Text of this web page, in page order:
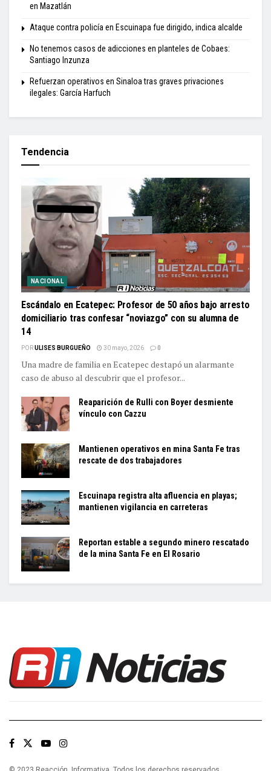
en Mazatlán
Ataque contra policía en Escuinapa fue dirigido, indica alcalde
No tenemos casos de adicciones en planteles de Cobaes:
Santiago Inzunza
Refuerzan operativos en Sinaloa tras graves privaciones
ilegales: García Harfuch
Tendencia
NACIONAL
Escándalo en Ecatepec: Profesor de 50 años bajo arresto
domiciliario tras confesar “noviazgo” con su alumna de
14
PORULISES BURGUEÑO 30 mayo, 2026 0
Una madre de familia en Ecatepec destapó un alarmante
caso de abuso al descubrir que el profesor...
Reaparición de Rulli con Boyer desmiente
vínculo con Cazzu
Mantienen operativos en mina Santa Fe tras
rescate de dos trabajadores
Escuinapa registra alta afluencia en playas;
mantienen vigilancia en carreteras
Reportan estable a segundo minero rescatado
de la mina Santa Fe en El Rosario